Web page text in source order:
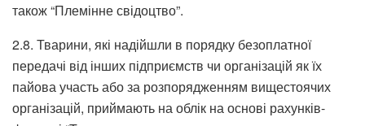
також “Племінне свідоцтво”.
2.8. Тварини, які надійшли в порядку безоплатної
передачі від інших підприємств чи організацій як їх
пайова участь або за розпорядженням вищестоячих
організацій, приймають на облік на основі рахунків-